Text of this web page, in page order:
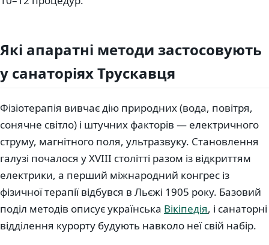
Які апаратні методи застосовують
у санаторіях Трускавця
Фізіотерапія вивчає дію природних (вода, повітря,
сонячне світло) і штучних факторів — електричного
струму, магнітного поля, ультразвуку. Становлення
галузі почалося у XVIII столітті разом із відкриттям
електрики, а перший міжнародний конгрес із
фізичної терапії відбувся в Льєжі 1905 року. Базовий
поділ методів описує українська Вікіпедія, і санаторні
відділення курорту будують навколо неї свій набір.